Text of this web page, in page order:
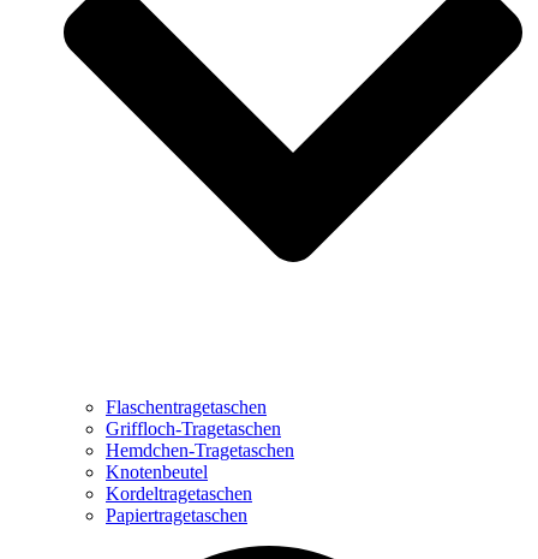
Flaschentragetaschen
Griffloch-Tragetaschen
Hemdchen-Tragetaschen
Knotenbeutel
Kordeltragetaschen
Papiertragetaschen